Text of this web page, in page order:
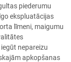
piederumu
ekspluatācijas
līmeni, maigumu
nepareizu
apkopšanas